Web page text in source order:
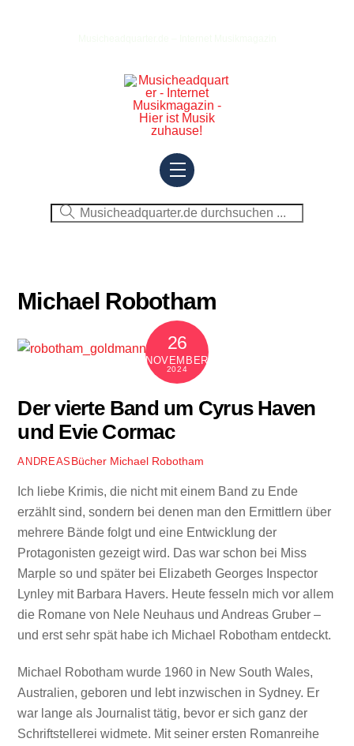
Menu
Michael Robotham
26
NOVEMBER
2024
Der vierte Band um Cyrus Haven
und Evie Cormac
ANDREAS Bücher Michael Robotham
Ich liebe Krimis, die nicht mit einem Band zu Ende
erzählt sind, sondern bei denen man den Ermittlern über
mehrere Bände folgt und eine Entwicklung der
Protagonisten gezeigt wird. Das war schon bei Miss
Marple so und später bei Elizabeth Georges Inspector
Lynley mit Barbara Havers. Heute fesseln mich vor allem
die Romane von Nele Neuhaus und Andreas Gruber –
und erst sehr spät habe ich Michael Robotham entdeckt.
Michael Robotham wurde 1960 in New South Wales,
Australien, geboren und lebt inzwischen in Sydney. Er
war lange als Journalist tätig, bevor er sich ganz der
Schriftstellerei widmete. Mit seiner ersten Romanreihe